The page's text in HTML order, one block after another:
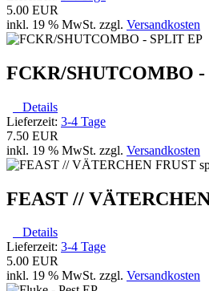
5.00 EUR
inkl. 19 % MwSt. zzgl. Versandkosten
FCKR/SHUTCOMBO -
Details
Lieferzeit: 3-4 Tage
7.50 EUR
inkl. 19 % MwSt. zzgl. Versandkosten
FEAST //
Details
Lieferzeit: 3-4 Tage
5.00 EUR
inkl. 19 % MwSt. zzgl. Versandkosten